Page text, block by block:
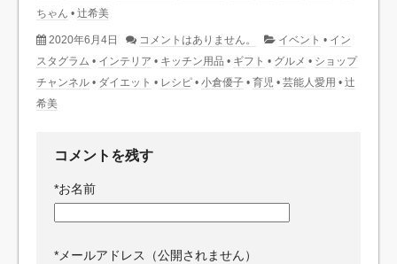
ちゃん • 辻希美
2020年6月4日 コメントはありません。 イベント • イン
スタグラム • インテリア • キッチン用品 • ギフト • グルメ • ショップ
チャンネル • ダイエット • レシピ • 小倉優子 • 育児 • 芸能人愛用 • 辻
希美
コメントを残す
*お名前
*メールアドレス（公開されません）